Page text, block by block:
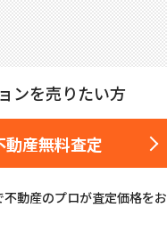
ンを売りたい方
動産無料査定
動産のプロが査定価格をお